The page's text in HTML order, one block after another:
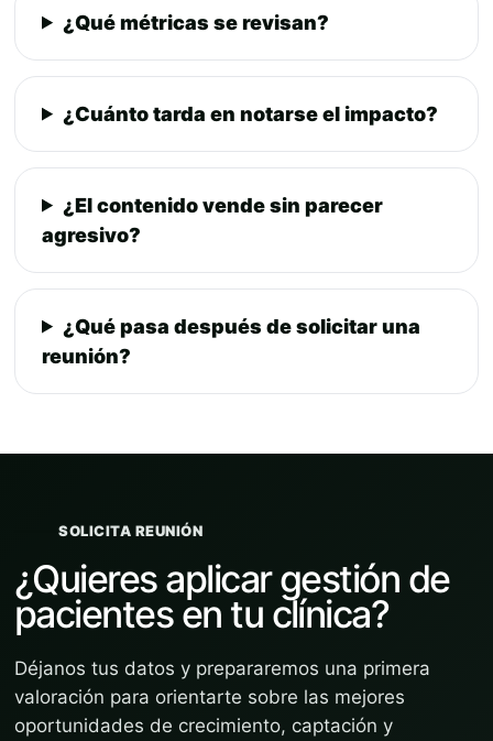
¿Qué métricas se revisan?
¿Cuánto tarda en notarse el impacto?
¿El contenido vende sin parecer
agresivo?
¿Qué pasa después de solicitar una
reunión?
SOLICITA REUNIÓN
¿Quieres aplicar gestión de
pacientes en tu clínica?
Déjanos tus datos y prepararemos una primera
valoración para orientarte sobre las mejores
oportunidades de crecimiento, captación y